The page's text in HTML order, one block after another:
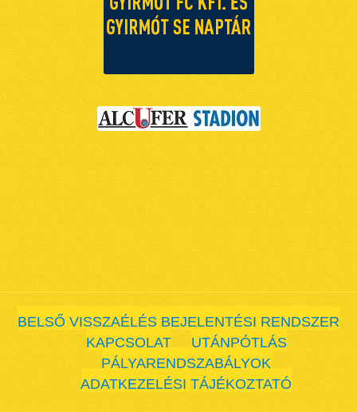
BELSŐ VISSZAÉLÉS BEJELENTÉSI RENDSZER
KAPCSOLAT
UTÁNPÓTLÁS
PÁLYARENDSZABÁLYOK
ADATKEZELÉSI TÁJÉKOZTATÓ